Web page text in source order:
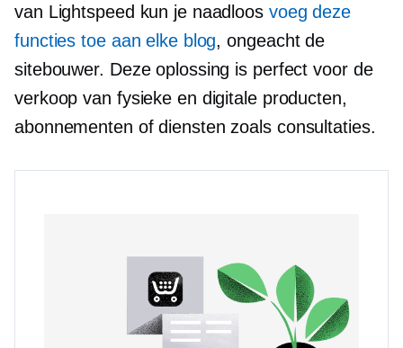
van Lightspeed kun je naadloos voeg deze
functies toe aan elke blog, ongeacht de
sitebouwer. Deze oplossing is perfect voor de
verkoop van fysieke en digitale producten,
abonnementen of diensten zoals consultaties.